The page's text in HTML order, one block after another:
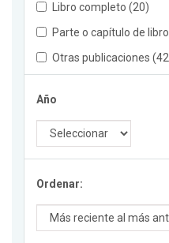
Libro completo (20)
Parte o capítulo de
Otras publicaciones
Año
Ordenar: